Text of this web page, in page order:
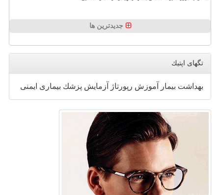
جدیدترین ها
تگهای اپتیك
بهداشت بیمار آموزش رپورتاژ آزمایش پزشك بیماری ایمنی